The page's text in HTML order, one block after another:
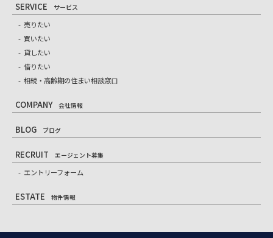
SERVICE サービス
売りたい
買いたい
貸したい
借りたい
相続・高齢期の住まい相談窓口
COMPANY 会社情報
BLOG ブログ
RECRUIT エージェント募集
エントリーフォーム
ESTATE 物件情報